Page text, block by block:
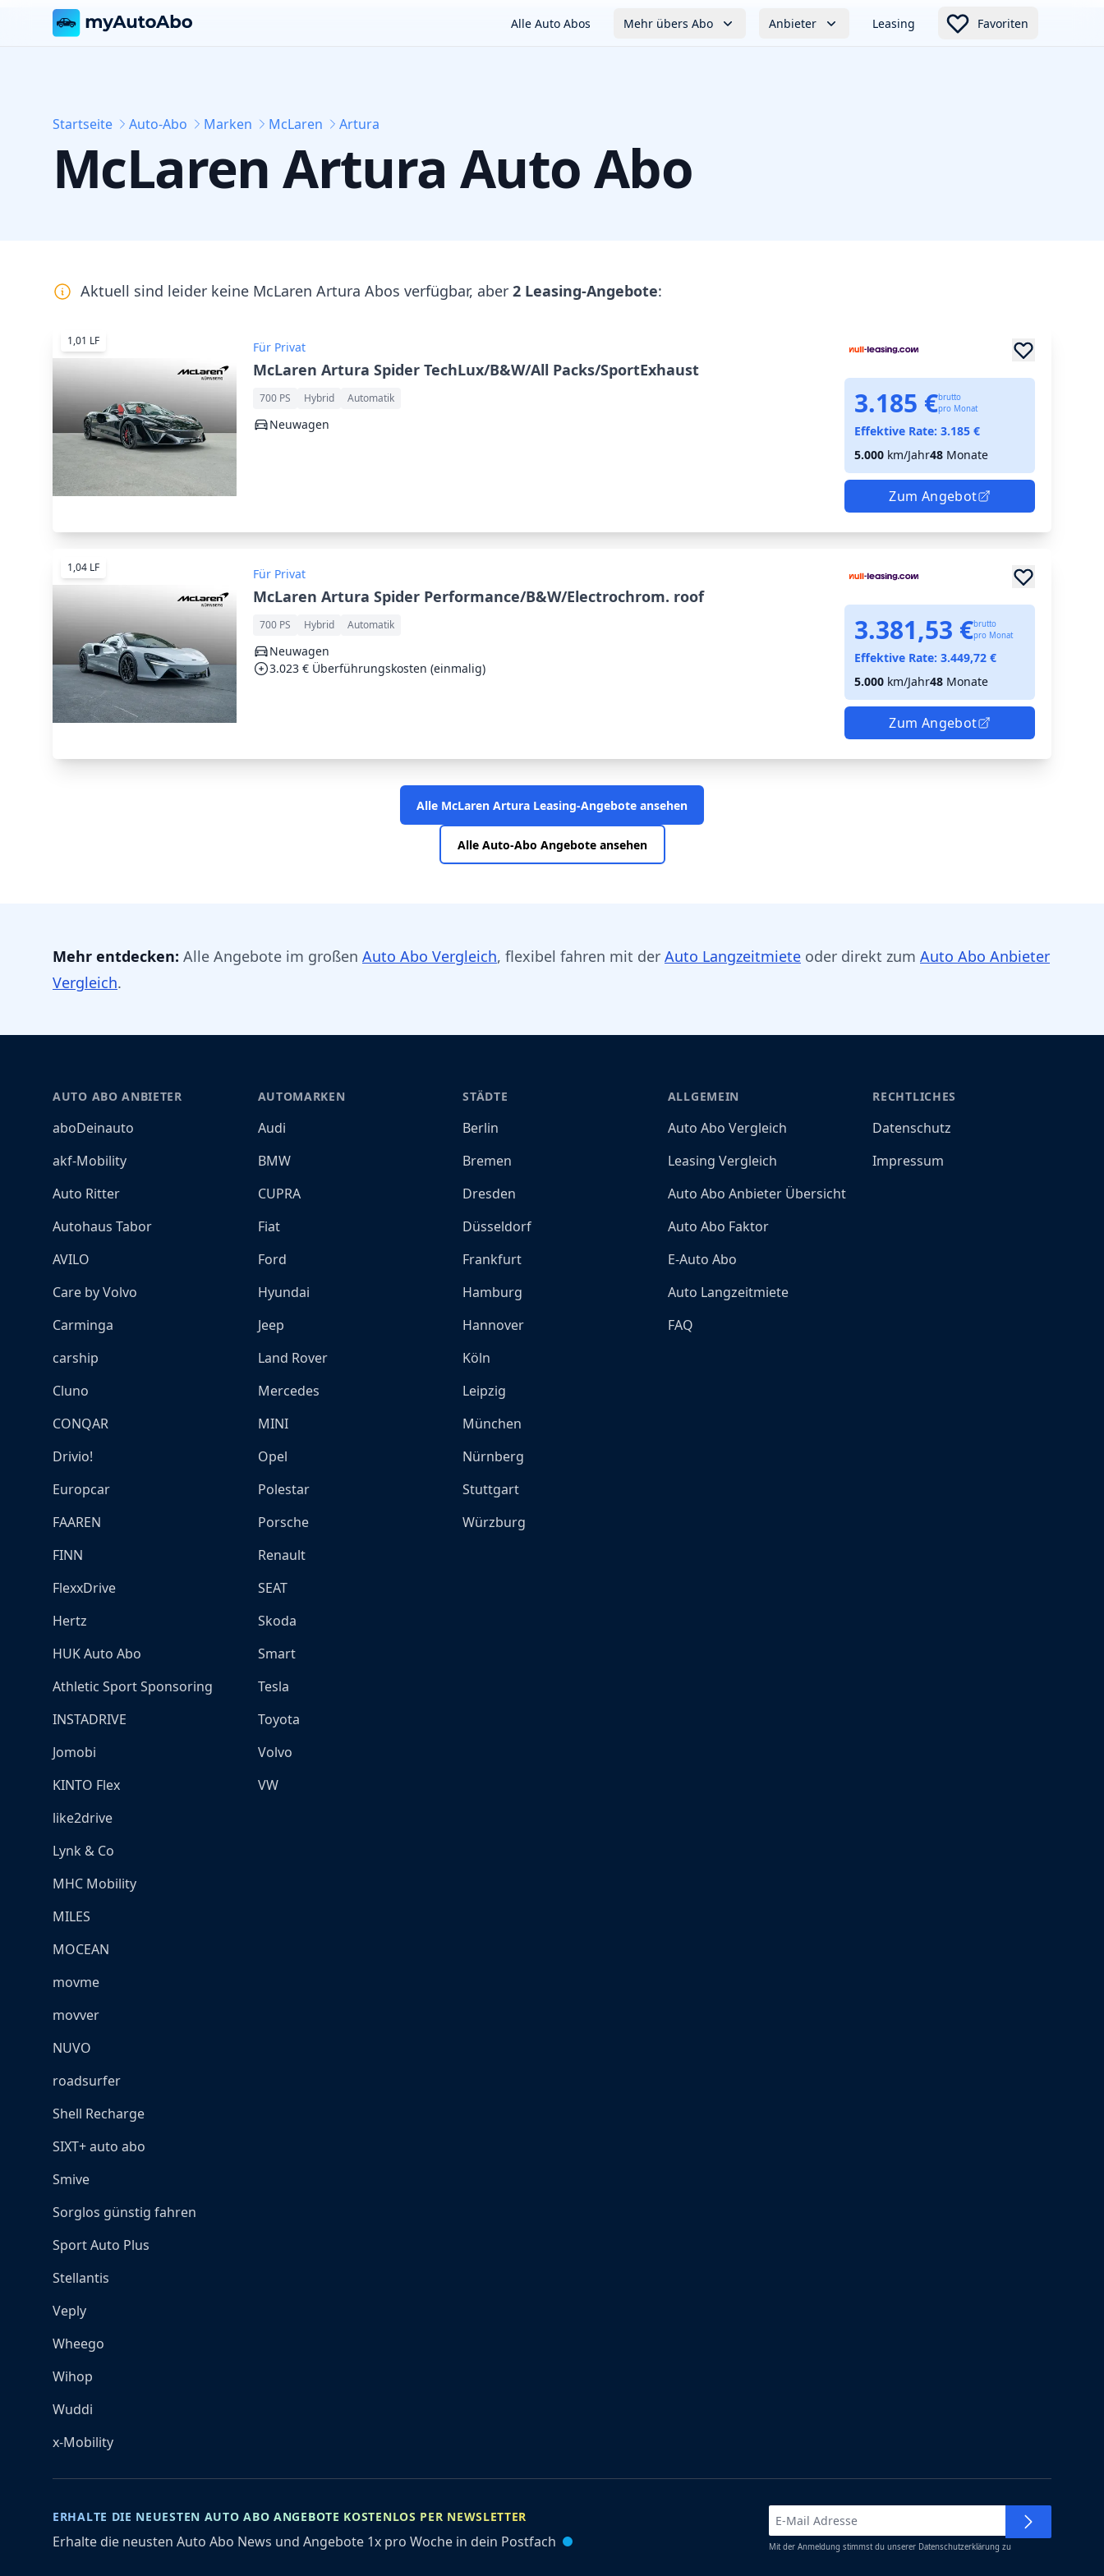
Alle Auto Abos Mehr übers Abo Anbieter Leasing Favoriten
Startseite Auto-Abo Marken McLaren Artura
McLaren Artura Auto Abo
Aktuell sind leider keine McLaren Artura Abos verfügbar, aber 2 Leasing-Angebote:
1,01 LF Für Privat
McLaren Artura Spider TechLux/B&W/All Packs/SportExhaust
700 PS Hybrid Automatik
Neuwagen
3.185 €brutto
pro Monat
Effektive Rate: 3.185 €
5.000 km/Jahr48 Monate
Zum Angebot
1,04 LF Für Privat
McLaren Artura Spider Performance/B&W/Electrochrom. roof
700 PS Hybrid Automatik
Neuwagen
3.023 € Überführungskosten (einmalig)
3.381,53 €brutto
pro Monat
Effektive Rate: 3.449,72 €
5.000 km/Jahr48 Monate
Zum Angebot
Alle McLaren Artura Leasing-Angebote ansehen
Alle Auto-Abo Angebote ansehen
Mehr entdecken: Alle Angebote im großen Auto Abo Vergleich, flexibel fahren mit der Auto Langzeitmiete oder direkt zum Auto Abo Anbieter
Vergleich.
AUTO ABO ANBIETER
aboDeinauto
akf-Mobility
Auto Ritter
Autohaus Tabor
AVILO
Care by Volvo
Carminga
carship
Cluno
CONQAR
Drivio!
Europcar
FAAREN
FINN
FlexxDrive
Hertz
HUK Auto Abo
Athletic Sport Sponsoring
INSTADRIVE
Jomobi
KINTO Flex
like2drive
Lynk & Co
MHC Mobility
MILES
MOCEAN
movme
movver
NUVO
roadsurfer
Shell Recharge
SIXT+ auto abo
Smive
Sorglos günstig fahren
Sport Auto Plus
Stellantis
Veply
Wheego
Wihop
Wuddi
x-Mobility
AUTOMARKEN
Audi
BMW
CUPRA
Fiat
Ford
Hyundai
Jeep
Land Rover
Mercedes
MINI
Opel
Polestar
Porsche
Renault
SEAT
Skoda
Smart
Tesla
Toyota
Volvo
VW
STÄDTE
Berlin
Bremen
Dresden
Düsseldorf
Frankfurt
Hamburg
Hannover
Köln
Leipzig
München
Nürnberg
Stuttgart
Würzburg
ALLGEMEIN
Auto Abo Vergleich
Leasing Vergleich
Auto Abo Anbieter Übersicht
Auto Abo Faktor
E-Auto Abo
Auto Langzeitmiete
FAQ
RECHTLICHES
Datenschutz
Impressum
ERHALTE DIE NEUESTEN AUTO ABO ANGEBOTE KOSTENLOS PER NEWSLETTER
Erhalte die neusten Auto Abo News und Angebote 1x pro Woche in dein Postfach Mit der Anmeldung stimmst du unserer Datenschutzerklärung zu